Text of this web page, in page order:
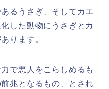
るうさぎ、そしてカエ
した動物にうさぎとカ
ります。
で悪人をこらしめるも
兆となるもの、とされ